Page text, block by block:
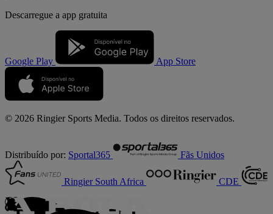
Descarregue a app gratuita
Google Play App Store
© 2026 Ringier Sports Media. Todos os direitos reservados.
Distribuído por: Sportal365 Fãs Unidos
Ringier South Africa CDE